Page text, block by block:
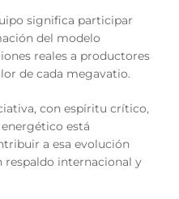
significa participar
del modelo
reales a productores
de cada megavatio.
con espíritu crítico,
está
a esa evolución
respaldo internacional y